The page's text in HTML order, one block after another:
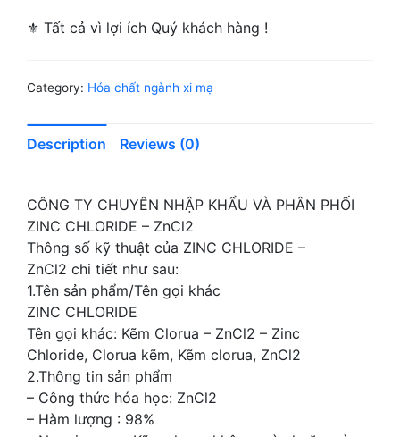
⚜ Tất cả vì lợi ích Quý khách hàng !
Category: Hóa chất ngành xi mạ
Description Reviews (0)
CÔNG TY CHUYÊN NHẬP KHẨU VÀ PHÂN PHỐI
ZINC CHLORIDE – ZnCl2
Thông số kỹ thuật của ZINC CHLORIDE –
ZnCl2 chi tiết như sau:
1.Tên sản phẩm/Tên gọi khác
ZINC CHLORIDE
Tên gọi khác: Kẽm Clorua – ZnCl2 – Zinc
Chloride, Clorua kẽm, Kẽm clorua, ZnCl2
2.Thông tin sản phẩm
– Công thức hóa học: ZnCl2
– Hàm lượng : 98%